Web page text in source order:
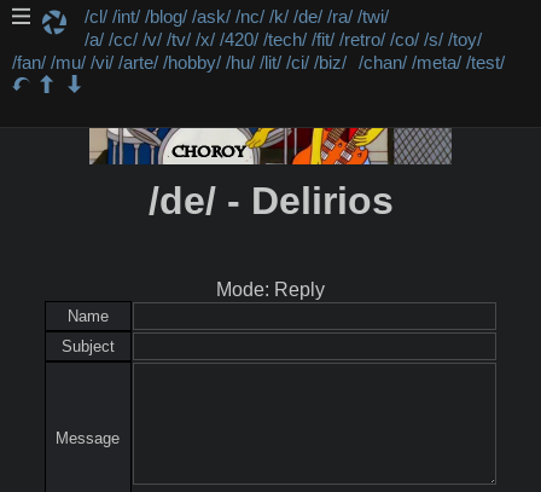
/cl/ /int/ /blog/ /ask/ /nc/ /k/ /de/ /ra/ /twi/
/a/ /cc/ /v/ /tv/ /x/ /420/ /tech/ /fit/ /retro/ /co/ /s/ /toy/
/fan/ /mu/ /vi/ /arte/ /hobby/ /hu/ /lit/ /ci/ /biz/ /chan/ /meta/ /test/
/de/ - Delirios
Mode: Reply
Name
Subject
Message